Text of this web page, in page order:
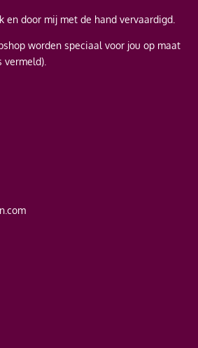
en door mij met de hand vervaardigd.
worden speciaal voor jou op maat
vermeld).